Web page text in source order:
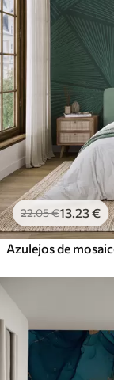
22.05€13 .23€
Azulejos de